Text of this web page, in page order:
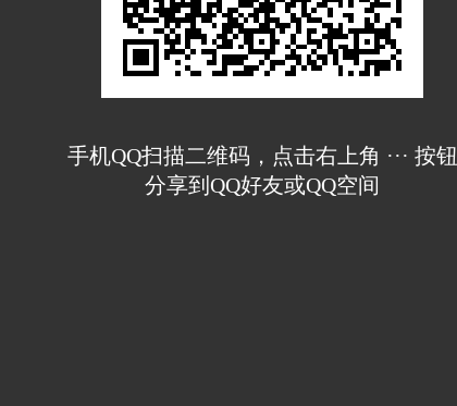
手机QQ扫描二维码，点击右上角 ··· 按钮
分享到QQ好友或QQ空间